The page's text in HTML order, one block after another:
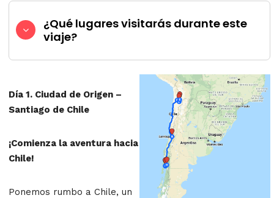
¿Qué lugares visitarás durante este
viaje?
Día 1. Ciudad de Origen –
Santiago de Chile
¡Comienza la aventura hacia
Chile!
Ponemos rumbo a Chile, un